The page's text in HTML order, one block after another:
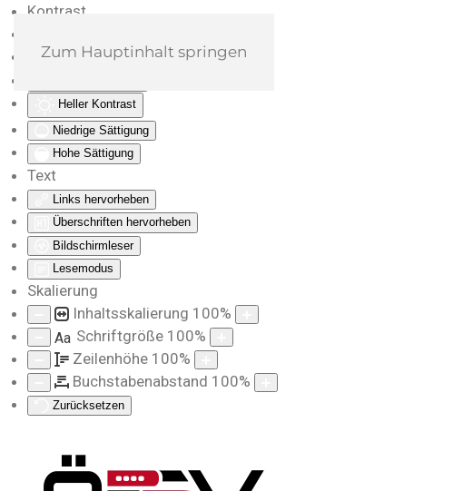
Kontrast
Monochrom
Heller Kontrast
Niedrige Sättigung
Hohe Sättigung
Text
Links hervorheben
Überschriften hervorheben
Bildschirmleser
Lesemodus
Skalierung
Inhaltsskalierung 100%
Aa Schriftgröße 100%
Zeilenhöhe 100%
Buchstabenabstand 100%
Zurücksetzen
Zum Hauptinhalt springen